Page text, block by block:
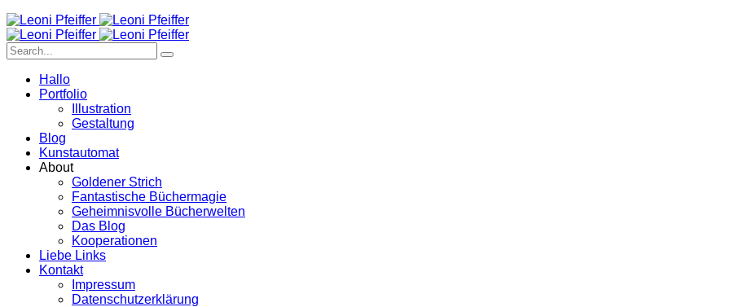
Hallo
Portfolio
Illustration
Gestaltung
Blog
Kunstautomat
About
Goldener Strich
Fantastische Büchermagie
Geheimnisvolle Bücherwelten
Das Blog
Kooperationen
Liebe Links
Kontakt
Impressum
Datenschutzerklärung